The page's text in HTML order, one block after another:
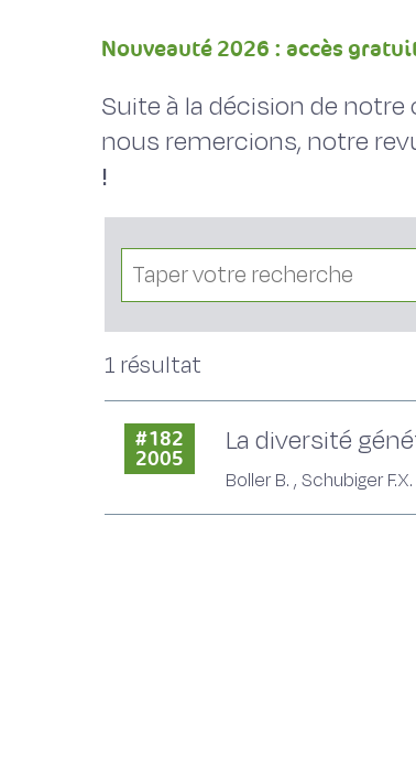
Nouveauté 2026 : accès
Suite à la décision de
nous remercions, notre
!
1 résultat
#182
2005 La diversité
Boller B. , Schubiger